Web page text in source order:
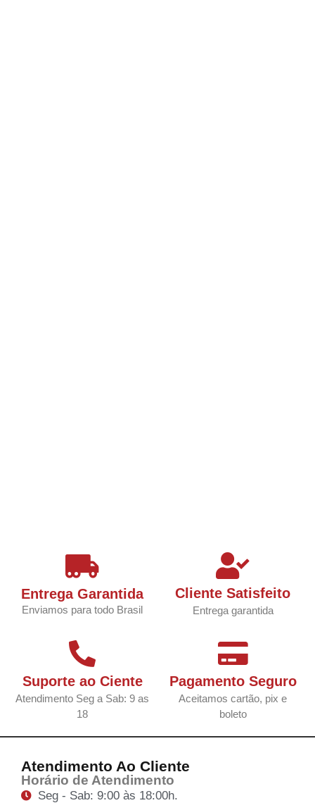
Entrega Garantida
Enviamos para todo Brasil
Cliente Satisfeito
Entrega garantida
Suporte ao Ciente
Atendimento Seg a Sab: 9 as
18
Pagamento Seguro
Aceitamos cartão, pix e
boleto
Atendimento Ao Cliente
Horário de Atendimento
Seg - Sab: 9:00 às 18:00h.